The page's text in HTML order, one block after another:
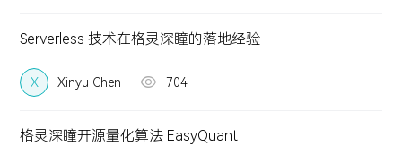
Serverless 技术在格灵深瞳的落地经验
X Xinyu Chen 704
格灵深瞳开源量化算法 EasyQuant